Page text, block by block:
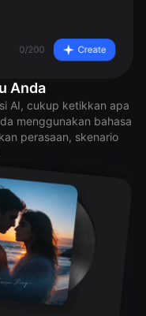
Anda
AI, cukup ketikkan apa
menggunakan bahasa
perasaan, skenario